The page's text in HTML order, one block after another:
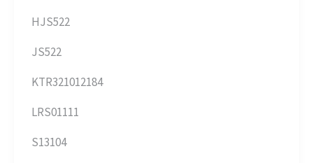
HJS522
JS522
KTR321012184
LRS01111
S13104